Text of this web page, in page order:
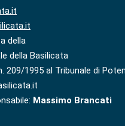
della
della Basilicata
209/1995 al Tribunale di
Massimo Brancati